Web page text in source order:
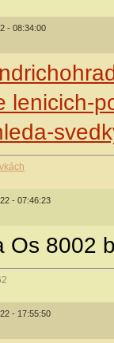
- 08:34:00
lenicich-
- 07:46:23
Os 8002
- 17:55:50